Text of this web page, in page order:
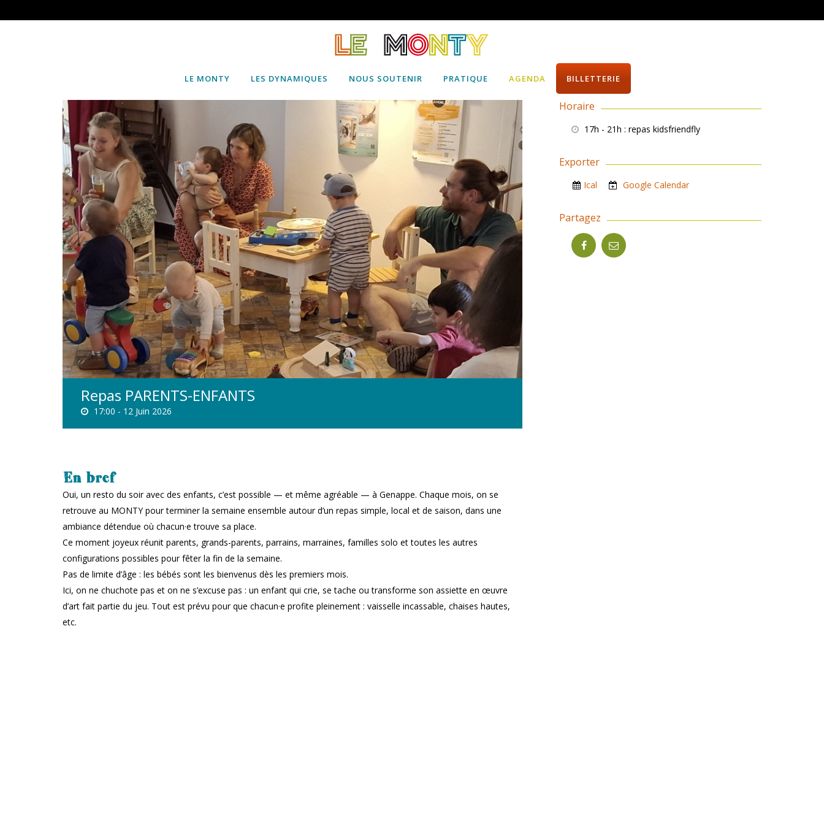
LE MONTY LES DYNAMIQUES NOUS SOUTENIR PRATIQUE AGENDA BILLETTERIE
Repas PARENTS-ENFANTS
17:00 - 12 Juin 2026
En bref
Oui, un resto du soir avec des enfants, c’est possible — et même agréable — à Genappe. Chaque mois, on se
retrouve au MONTY pour terminer la semaine ensemble autour d’un repas simple, local et de saison, dans une
ambiance détendue où chacun·e trouve sa place.
Ce moment joyeux réunit parents, grands-parents, parrains, marraines, familles solo et toutes les autres
configurations possibles pour fêter la fin de la semaine.
Pas de limite d’âge : les bébés sont les bienvenus dès les premiers mois.
Ici, on ne chuchote pas et on ne s’excuse pas : un enfant qui crie, se tache ou transforme son assiette en œuvre
d’art fait partie du jeu. Tout est prévu pour que chacun·e profite pleinement : vaisselle incassable, chaises hautes,
etc.
Horaire
17h - 21h : repas kidsfriendfly
Exporter
Ical Google Calendar
Partagez